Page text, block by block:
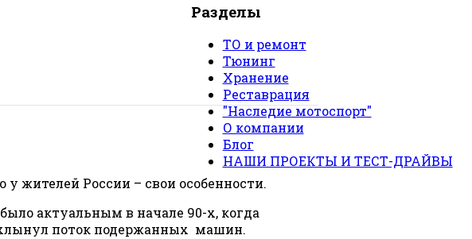
у жителей России – свои особенности.
актуальным в начале 90-х, когда
хлынул поток подержанных машин.
Разделы
ТО и ремонт
Тюнинг
Хранение
Реставрация
"Наследие мотоспорт"
О компании
Блог
НАШИ ПРОЕКТЫ И ТЕСТ-ДРАЙВЫ